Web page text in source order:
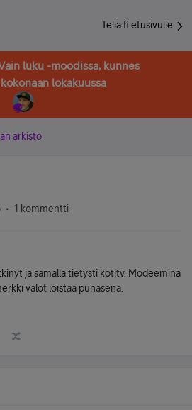
Telia.fi etusivulle
luku -moodissa, kunnes
lokakuussa
arkisto
1 kommentti
ja samalla tietysti kotitv. Modeemina
valot loistaa punasena.